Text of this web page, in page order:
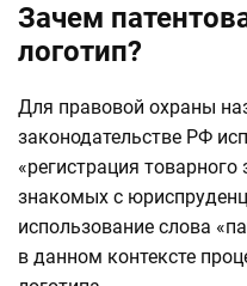
Зачем
логотип?
Для правовой охраны
законодательстве РФ
«регистрация
знакомых с
использование слова
в данном контексте